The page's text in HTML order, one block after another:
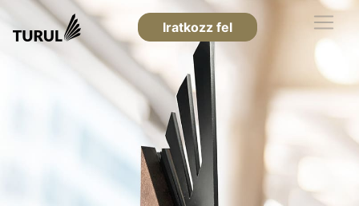
Iratkozz fel